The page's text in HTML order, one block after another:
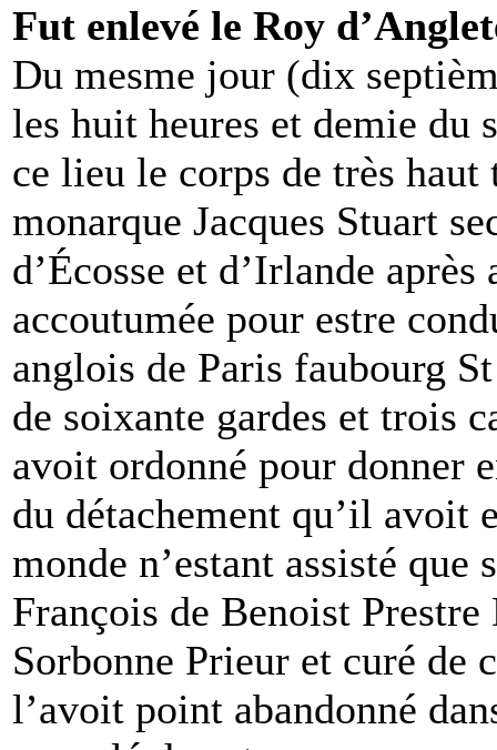
Fut enlevé le Roy
Du mesme jour (dix
les huit heures et demie du
ce lieu le corps de très
monarque Jacques Stuart
d’Écosse et d’Irlande
accoutumée pour estre
anglois de Paris faubourg
de soixante gardes et trois
avoit ordonné pour donner
du détachement qu’il avoit
monde n’estant assisté que
François de Benoist
Sorbonne Prieur et curé de
l’avoit point abandonné